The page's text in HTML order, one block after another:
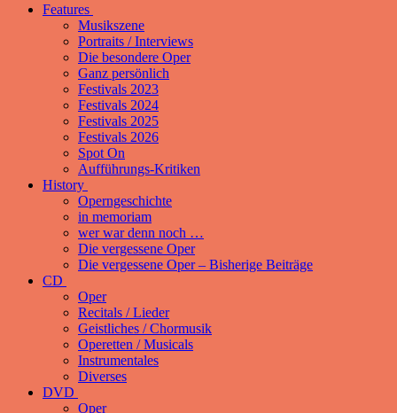
Features
Musikszene
Portraits / Interviews
Die besondere Oper
Ganz persönlich
Festivals 2023
Festivals 2024
Festivals 2025
Festivals 2026
Spot On
Aufführungs-Kritiken
History
Operngeschichte
in memoriam
wer war denn noch …
Die vergessene Oper
Die vergessene Oper – Bisherige Beiträge
CD
Oper
Recitals / Lieder
Geistliches / Chormusik
Operetten / Musicals
Instrumentales
Diverses
DVD
Oper